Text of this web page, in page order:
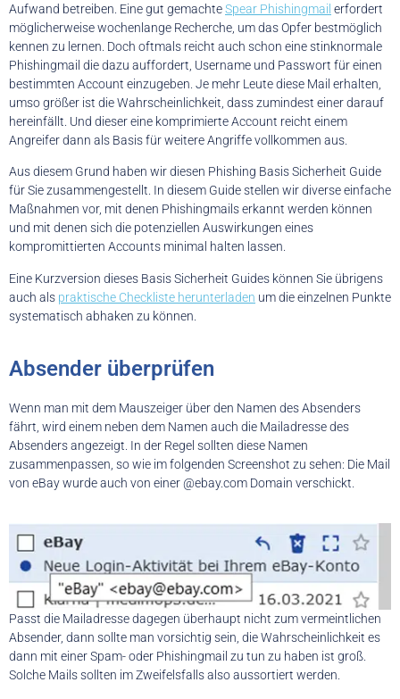
Aufwand betreiben. Eine gut gemachteSpear Phishingmail erfordert
möglicherweise wochenlange Recherche, um das Opfer bestmöglich
kennen zu lernen. Doch oftmals reicht auch schon eine stinknormale
Phishingmail die dazu auffordert, Username und Passwort für einen
bestimmten Account einzugeben. Je mehr Leute diese Mail erhalten,
umso größer ist die Wahrscheinlichkeit, dass zumindest einer darauf
hereinfällt. Und dieser eine komprimierte Account reicht einem
Angreifer dann als Basis für weitere Angriffe vollkommen aus.
Aus diesem Grund haben wir diesen Phishing Basis Sicherheit Guide
für Sie zusammengestellt. In diesem Guide stellen wir diverse einfache
Maßnahmen vor, mit denen Phishingmails erkannt werden können
und mit denen sich die potenziellen Auswirkungen eines
kompromittierten Accounts minimal halten lassen.
Eine Kurzversion dieses Basis Sicherheit Guides können Sie übrigens
auch als praktische Checkliste herunterladen um die einzelnen Punkte
systematisch abhaken zu können.
Absender überprüfen
Wenn man mit dem Mauszeiger über den Namen des Absenders
fährt, wird einem neben dem Namen auch die Mailadresse des
Absenders angezeigt. In der Regel sollten diese Namen
zusammenpassen, so wie im folgenden Screenshot zu sehen: Die Mail
von eBay wurde auch von einer @ebay.com Domain verschickt.
Passt die Mailadresse dagegen überhaupt nicht zum vermeintlichen
Absender, dann sollte man vorsichtig sein, die Wahrscheinlichkeit es
dann mit einer Spam- oder Phishingmail zu tun zu haben ist groß.
Solche Mails sollten im Zweifelsfalls also aussortiert werden.